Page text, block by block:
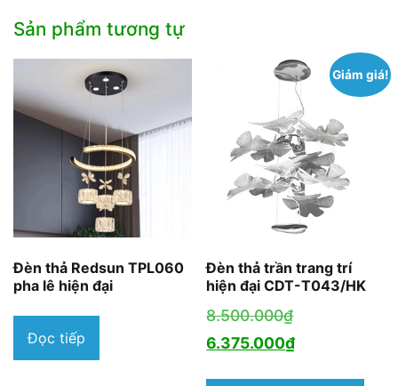
Sản phẩm tương tự
Đèn thả Redsun TPL060
pha lê hiện đại
Đọc tiếp
Giảm giá!
Đèn thả trần trang trí
hiện đại CDT-T043/HK
8.500.000₫Giá
gốc
6.375.000₫Giá